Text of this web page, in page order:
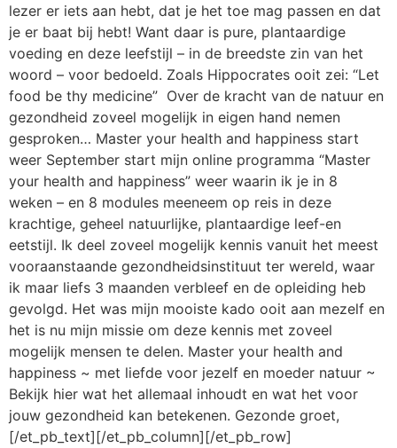
lezer er iets aan hebt, dat je het toe mag passen en dat
je er baat bij hebt! Want daar is pure, plantaardige
voeding en deze leefstijl – in de breedste zin van het
woord – voor bedoeld. Zoals Hippocrates ooit zei: “Let
food be thy medicine” Over de kracht van de natuur en
gezondheid zoveel mogelijk in eigen hand nemen
gesproken… Master your health and happiness start
weer September start mijn online programma “Master
your health and happiness” weer waarin ik je in 8
weken – en 8 modules meeneem op reis in deze
krachtige, geheel natuurlijke, plantaardige leef-en
eetstijl. Ik deel zoveel mogelijk kennis vanuit het meest
vooraanstaande gezondheidsinstituut ter wereld, waar
ik maar liefs 3 maanden verbleef en de opleiding heb
gevolgd. Het was mijn mooiste kado ooit aan mezelf en
het is nu mijn missie om deze kennis met zoveel
mogelijk mensen te delen. Master your health and
happiness ~ met liefde voor jezelf en moeder natuur ~
Bekijk hier wat het allemaal inhoudt en wat het voor
jouw gezondheid kan betekenen. Gezonde groet,
[/et_pb_text][/et_pb_column][/et_pb_row]